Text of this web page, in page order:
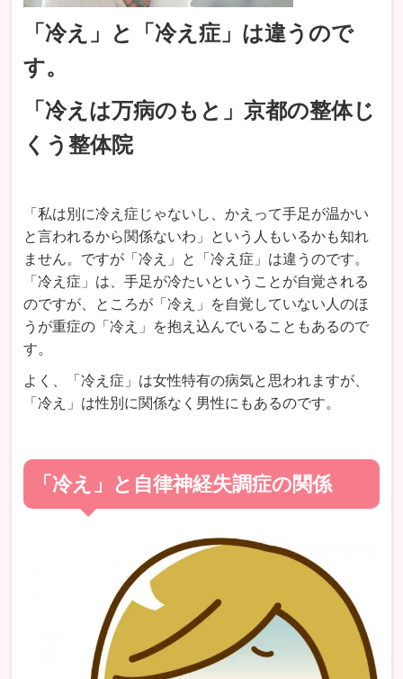
「冷え」と「冷え症」は違うので
す。
「冷えは万病のもと」京都の整体じ
くう整体院
「私は別に冷え症じゃないし、かえって手足が温かい
と言われるから関係ないわ」という人もいるかも知れ
ません。ですが「冷え」と「冷え症」は違うのです。
「冷え症」は、手足が冷たいということが自覚される
のですが、ところが「冷え」を自覚していない人のほ
うが重症の「冷え」を抱え込んでいることもあるので
す。
よく、「冷え症」は女性特有の病気と思われますが、
「冷え」は性別に関係なく男性にもあるのです。
「冷え」と自律神経失調症の関係